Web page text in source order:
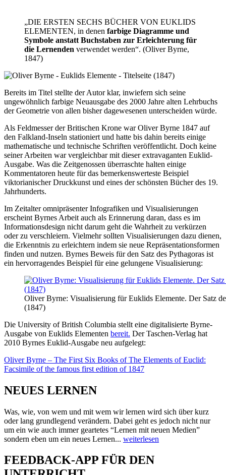
„DIE ERSTEN SECHS BÜCHER VON EUKLIDS
ELEMENTEN, in denen farbige Diagramme und
Symbole anstatt Buchstaben zur Erleichterung für
die Lernenden verwendet werden“. (Oliver Byrne,
1847)
Bereits im Titel stellte der Autor klar, inwiefern sich seine
ungewöhnlich farbige Neuausgabe des 2000 Jahre alten Lehrbuchs
der Geometrie von allen bisher dagewesenen unterscheiden würde.
Als Feldmesser der Britischen Krone war Oliver Byrne 1847 auf
den Falkland-Inseln stationiert und hatte bis dahin bereits einige
mathematische und technische Schriften veröffentlicht. Doch keine
seiner Arbeiten war vergleichbar mit dieser extravaganten Euklid-
Ausgabe. Was die Zeitgenossen überraschte halten einige
Kommentatoren heute für das bemerkenswerteste Beispiel
viktorianischer Druckkunst und eines der schönsten Bücher des 19.
Jahrhunderts.
Im Zeitalter omnipräsenter Infografiken und Visualisierungen
erscheint Byrnes Arbeit auch als Erinnerung daran, dass es im
Informationsdesign nicht darum geht die Wahrheit zu verkürzen
oder zu verschleiern. Vielmehr sollten Visualisierungen dazu dienen,
die Erkenntnis zu erleichtern indem sie neue Repräsentationsformen
finden und nutzen. Byrnes Beweis für den Satz des Pythagoras ist
ein hervorragendes Beispiel für eine gelungene Visualisierung:
Oliver Byrne: Visualisierung für Euklids Elemente. Der Satz
(1847)
Die University of British Columbia stellt eine digitalisierte Byrne-
Ausgabe von Euklids Elementen bereit. Der Taschen-Verlag hat
2010 Byrnes Euklid-Ausgabe neu aufgelegt:
Oliver Byrne – The First Six Books of The Elements of Euclid:
Facsimile of the famous first edition of 1847
NEUES LERNEN
Was, wie, von wem und mit wem wir lernen wird sich über kurz
oder lang grundlegend verändern. Dabei geht es jedoch nicht nur
um ein wie auch immer geartetes “Lernen mit neuen Medien”
sondern eben um ein neues Lernen... weiterlesen
FEEDBACK-APP FÜR DEN